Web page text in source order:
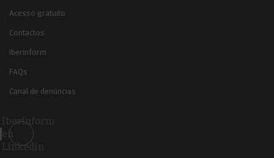
Acesso gratuito
Contactos
Iberinform
FAQs
Canal de denúncias
Iberinform
en
Linkedin